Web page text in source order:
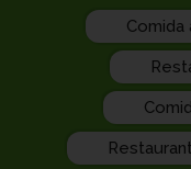
Comida